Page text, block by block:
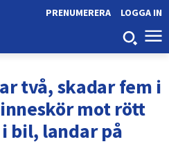
LOGGA IN
PRENUMERERA
två, skadar fem i
mot rött
bil, landar på